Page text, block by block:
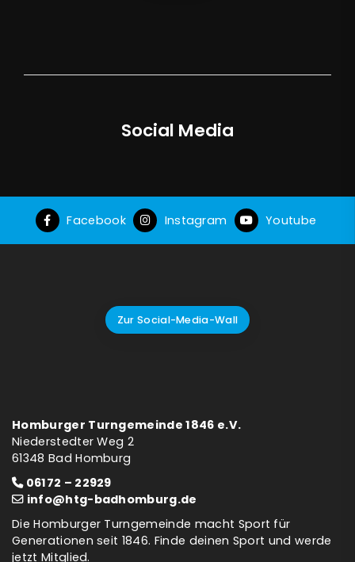
Social Media
Facebook Instagram Youtube
Zur Social-Media-Wall
Homburger Turngemeinde 1846 e.V.
Niederstedter Weg 2
61348 Bad Homburg
06172 – 22929
info@htg-badhomburg.de
Die Homburger Turngemeinde macht Sport für
Generationen seit 1846. Finde deinen Sport und werde
jetzt Mitglied.